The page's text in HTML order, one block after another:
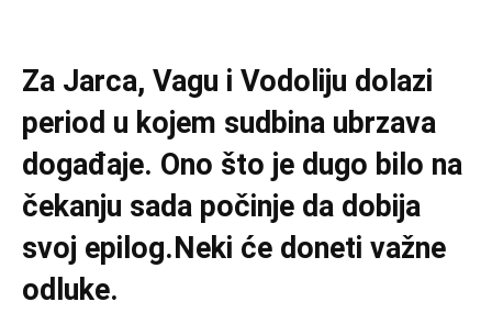
Za Jarca, Vagu i Vodoliju dolazi
period u kojem sudbina ubrzava
događaje. Ono što je dugo bilo na
čekanju sada počinje da dobija
svoj epilog.Neki će doneti važne
odluke.